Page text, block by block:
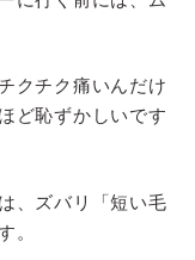
クチク痛いんだけ
ど恥ずかしいです
、ズバリ「短い毛
。